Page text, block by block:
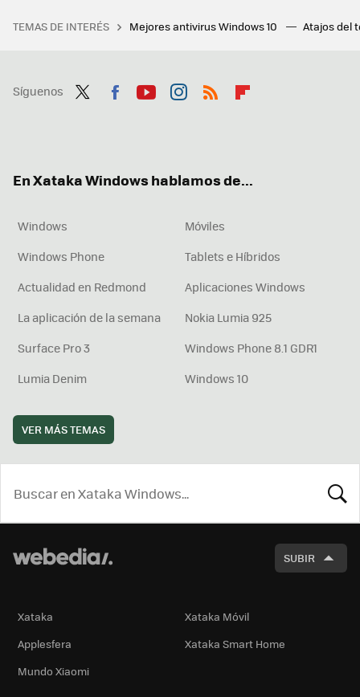
TEMAS DE INTERÉS Mejores antivirus Windows 10 Atajos del
Síguenos
En Xataka Windows hablamos de...
Windows
Móviles
Windows Phone
Tablets e Híbridos
Actualidad en Redmond
Aplicaciones Windows
La aplicación de la semana
Nokia Lumia 925
Surface Pro 3
Windows Phone 8.1 GDR1
Lumia Denim
Windows 10
VER MÁS TEMAS
SUBIR
Xataka
Xataka Móvil
Applesfera
Xataka Smart Home
Mundo Xiaomi